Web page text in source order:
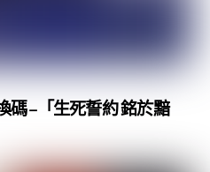
碼 –「生死誓約 銘於黯